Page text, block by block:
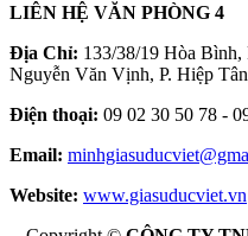
LIÊN HỆ VĂN PHÒNG 4
Địa Chỉ: 133/38/19 Hòa Bình,
Nguyễn Văn Vịnh, P. Hiệp
Điện thoại: 09 02 30 50 78 -
Email:
Website: www.giasuducviet.vn